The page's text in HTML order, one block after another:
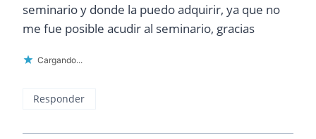
seminario y donde la puedo adquirir, ya que no
me fue posible acudir al seminario, gracias
Cargando...
Responder